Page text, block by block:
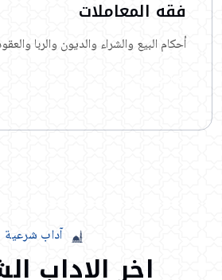
فقه المعاملات
أحكام البيع والشراء والديون والربا
آداب شرعية
اخر الاداب